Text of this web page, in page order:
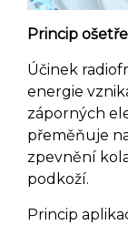
Princip
Účinek
energie
záporných
přeměňuje
zpevnění
podkoží.
Princip